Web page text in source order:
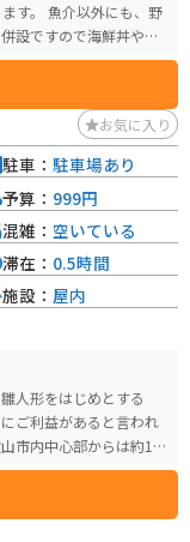
も、野
設ですので海鮮丼やお
お気に入り
人形をはじめとする
ご利益があると言われ
市内中心部からは約15
駐車： 駐車場あり
予算： 999円
混雑： 空いている
滞在： 0.5時間
施設： 屋内